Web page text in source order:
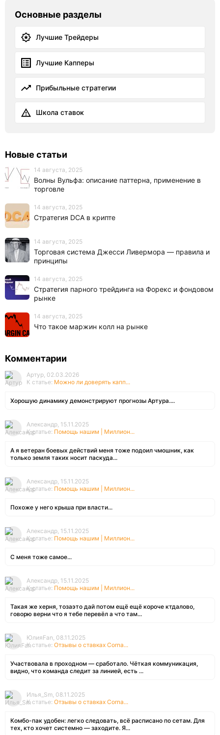
Основные разделы
Лучшие Трейдеры
Лучшие Капперы
Прибыльные стратегии
Школа ставок
Новые статьи
14 августа, 2025
Волны Вульфа: описание паттерна, применение в
торговле
14 августа, 2025
Стратегия DCA в крипте
14 августа, 2025
Торговая система Джесси Ливермора — правила и
принципы
14 августа, 2025
Стратегия парного трейдинга на Форекс и фондовом
рынке
14 августа, 2025
Что такое маржин колл на рынке
Комментарии
Артур, 02.03.2026
К статье: Можно ли доверять капп...
Хорошую динамику демонстрируют прогнозы Артура....
Александр, 15.11.2025
К статье: Помощь нашим | Миллион...
А я ветеран боевых действий меня тоже подоил чмошник, как
только земля таких носит паскуда...
Александр, 15.11.2025
К статье: Помощь нашим | Миллион...
Похоже у него крыша при власти...
Александр, 15.11.2025
К статье: Помощь нашим | Миллион...
С меня тоже самое...
Александр, 15.11.2025
К статье: Помощь нашим | Миллион...
Такая же херня, тозаэто дай потом ещё ещё короче ктдалово,
говорю верни что я тебе перевёл а что там...
ЮлияFan, 08.11.2025
К статье: Отзывы о ставках Corna...
Участвовала в проходном — сработало. Чёткая коммуникация,
видно, что команда следит за линией, есть ...
Илья_Sm, 08.11.2025
К статье: Отзывы о ставках Corna...
Комбо-пак удобен: легко следовать, всё расписано по сетам. Для
тех, кто хочет системно — заходите. Я...